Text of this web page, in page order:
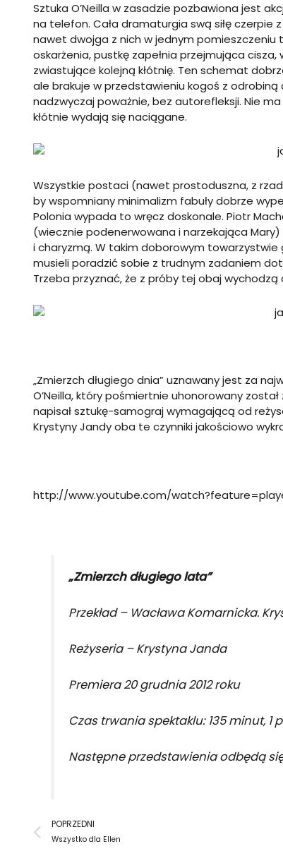
Sztuka O’Neilla w zasadzie pozbawiona jest
na telefon. Cała dramaturgia swą siłę czerpie
nawet dwojga z nich w jednym pomieszczeniu
oskarżenia, pustkę zapełnia przejmująca
zwiastujące kolejną kłótnię. Ten schemat
ale brakuje w przedstawieniu kogoś z
nadzwyczaj poważnie, bez autorefleksji. Nie
kłótnie wydają się naciągane.
Wszystkie postaci (nawet prostoduszna, z
by wspomniany minimalizm fabuły dobrze
Polonia wypada to wręcz doskonale. Piotr
(wiecznie podenerwowana i narzekająca
i charyzmą. W takim doborowym towarzystwie
musieli poradzić sobie z trudnym zadaniem
Trzeba przyznać, że z próby tej obaj
„Zmierzch długiego dnia” uznawany jest za
O’Neilla, który pośmiertnie uhonorowany
napisał sztukę-samograj wymagającą od
Krystyny Jandy oba te czynniki jakościowo
http://www.youtube.com/
„Zmierzch długiego lata”
Przekład – Wacława Komarnicka.
Reżyseria – Krystyna Janda
Premiera 20 grudnia 2012 roku
Czas trwania spektaklu: 135 minut, 1
Następne przedstawienia odbędą
Prev
POPRZEDNI
Wszystko dla Ellen